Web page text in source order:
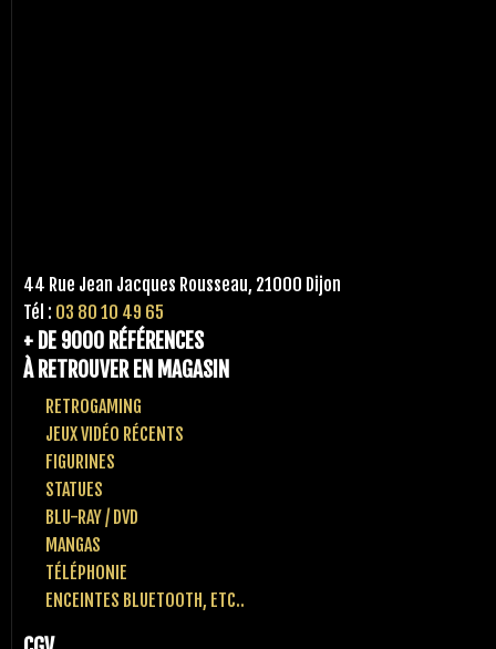
44 Rue Jean Jacques Rousseau, 21000 Dijon
Tél : 03 80 10 49 65
+ DE 9000 RÉFÉRENCES
À RETROUVER EN MAGASIN
RETROGAMING
JEUX VIDÉO RÉCENTS
FIGURINES
STATUES
BLU-RAY / DVD
MANGAS
TÉLÉPHONIE
ENCEINTES BLUETOOTH, ETC..